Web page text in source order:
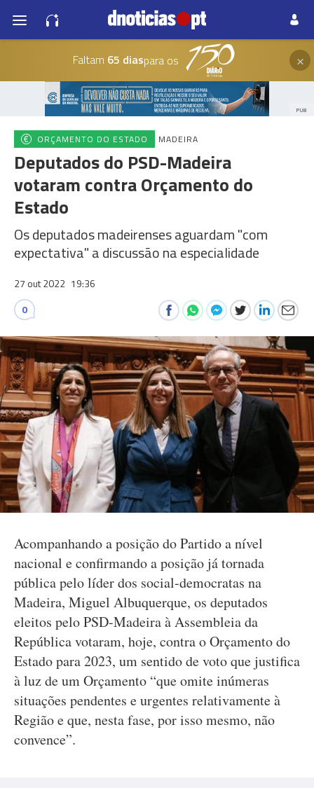
Faltam 65 diaspara os ×
PUB
ORÇAMENTO DO ESTADO MADEIRA
Deputados do PSD-Madeira
votaram contra Orçamento do
Estado
Os deputados madeirenses aguardam "com
expectativa" a discussão na especialidade
27 out 2022 19:36
0
Acompanhando a posição do Partido a nível
nacional e confirmando a posição já tornada
pública pelo líder dos social-democratas na
Madeira, Miguel Albuquerque, os deputados
eleitos pelo PSD-Madeira à Assembleia da
República votaram, hoje, contra o Orçamento do
Estado para 2023, um sentido de voto que justifica
à luz de um Orçamento “que omite inúmeras
situações pendentes e urgentes relativamente à
Região e que, nesta fase, por isso mesmo, não
convence”.